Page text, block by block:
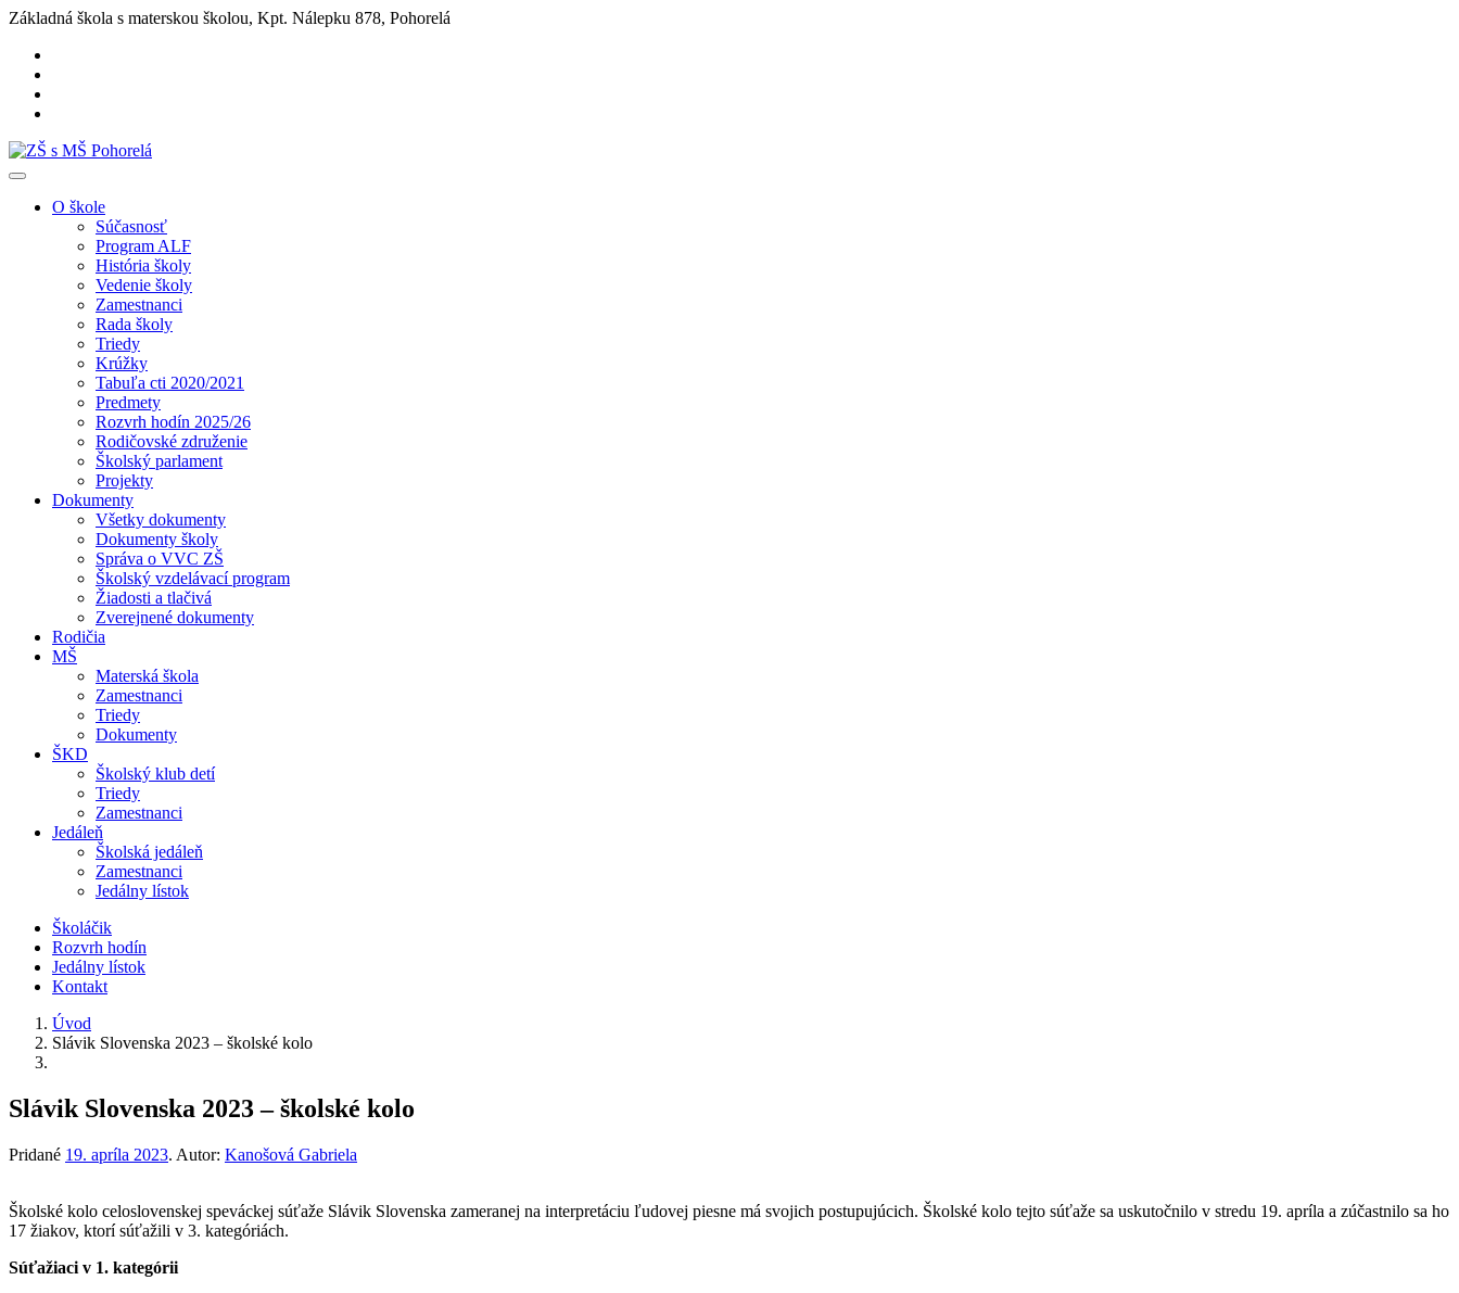
Základná škola s materskou školou, Kpt. Nálepku 878, Pohorelá
O škole
Súčasnosť
Program ALF
História školy
Vedenie školy
Zamestnanci
Rada školy
Triedy
Krúžky
Tabuľa cti 2020/2021
Predmety
Rozvrh hodín 2025/26
Rodičovské združenie
Školský parlament
Projekty
Dokumenty
Všetky dokumenty
Dokumenty školy
Správa o VVC ZŠ
Školský vzdelávací program
Žiadosti a tlačivá
Zverejnené dokumenty
Rodičia
MŠ
Materská škola
Zamestnanci
Triedy
Dokumenty
ŠKD
Školský klub detí
Triedy
Zamestnanci
Jedáleň
Školská jedáleň
Zamestnanci
Jedálny lístok
Školáčik
Rozvrh hodín
Jedálny lístok
Kontakt
Úvod
Slávik Slovenska 2023 – školské kolo
Slávik Slovenska 2023 – školské kolo
Pridané 19. apríla 2023. Autor: Kanošová Gabriela
Školské kolo celoslovenskej speváckej súťaže Slávik Slovenska zameranej na interpretáciu ľudovej piesne má svojich postupujúcich. Školské kolo tejto súťaže sa uskutočnilo v stredu 19. apríla a zúčastnilo sa ho
17 žiakov, ktorí súťažili v 3. kategóriách.
Súťažiaci v 1. kategórii